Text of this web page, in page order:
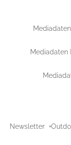
Mediadaten
Newsletter